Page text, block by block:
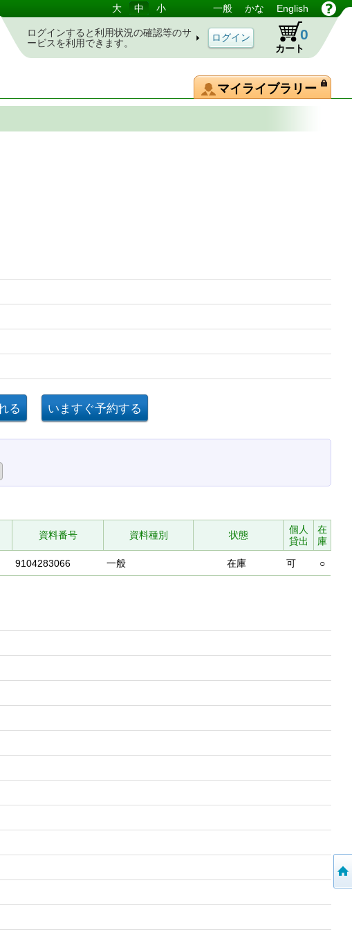
大 中 小 一般 かな English
ログインすると利用状況の確認等のサ
ービスを利用できます。
カート
0
マイライブラリー
資料番号 資料種別 状態
個人
貸出
在
庫
9104283066 一般 在庫 可 ○